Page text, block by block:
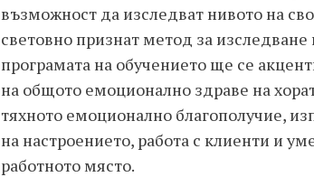
възможност да изследват нивото на
световно признат метод за изследване
програмата на обучението ще се
на общото емоционално здраве на
тяхното емоционално благополучие,
на настроението, работа с клиенти и
работното място.